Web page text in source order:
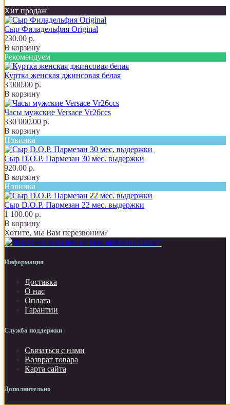
Хит продаж
Сыр Филадельфия Original
230.00 р.
В корзину
Рекомендуем
Куртка женская джинсовая белая
3 000.00 р.
В корзину
Часы мужские Versace Vr26ccs
330 000.00 р.
В корзину
Новинка
Сыр D.O.P. Пармезан 30 мес. выдержки
920.00 р.
В корзину
Новинка
Сыр D.O.P. Пармезан 22 мес. выдержки
1 100.00 р.
В корзину
Хотите, мы Вам перезвоним?
Информация
Доставка
О нас
Оплата
Гарантии
Служба поддержки
Связаться с нами
Возврат товара
Карта сайта
Дополнительно